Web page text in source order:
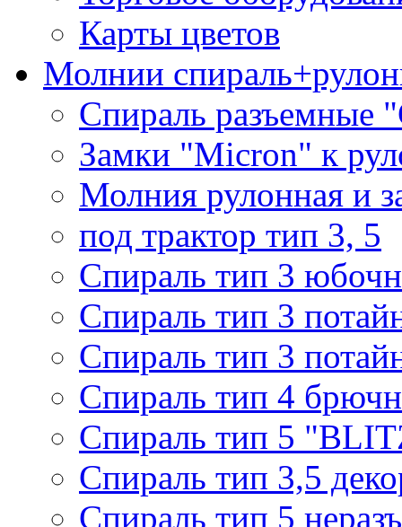
Карты цветов
Молнии
Спираль разъемные
Замки "Micron" к
Молния рулонная и
под трактор тип 3, 5
Спираль тип 3
Спираль тип 3
Спираль тип 3
Спираль тип 4
Спираль тип 5
Спираль тип 3,5
Спираль тип 5